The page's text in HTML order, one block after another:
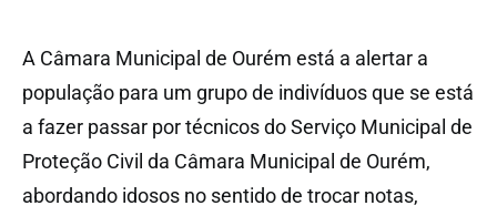
A Câmara Municipal de Ourém está a alertar a
população para um grupo de indivíduos que se está
a fazer passar por técnicos do Serviço Municipal de
Proteção Civil da Câmara Municipal de Ourém,
abordando idosos no sentido de trocar notas,